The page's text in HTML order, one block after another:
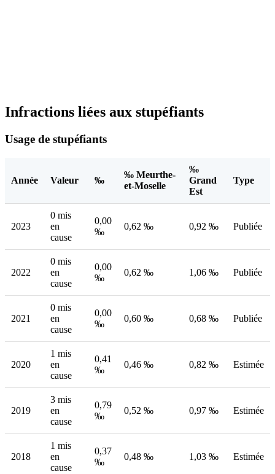
Infractions liées aux stupéfiants
Usage de stupéfiants
Année Valeur ‰
‰ Meurthe-
et-Moselle
‰
Grand
Est
Type
2023
0 mis
en
cause
0,00
‰
0,62 ‰ 0,92 ‰ Publiée
2022
0 mis
en
cause
0,00
‰
0,62 ‰ 1,06 ‰ Publiée
2021
0 mis
en
cause
0,00
‰
0,60 ‰ 0,68 ‰ Publiée
2020
1 mis
en
cause
0,41
‰
0,46 ‰ 0,82 ‰ Estimée
2019
3 mis
en
cause
0,79
‰
0,52 ‰ 0,97 ‰ Estimée
2018
1 mis
en
cause
0,37
‰
0,48 ‰ 1,03 ‰ Estimée